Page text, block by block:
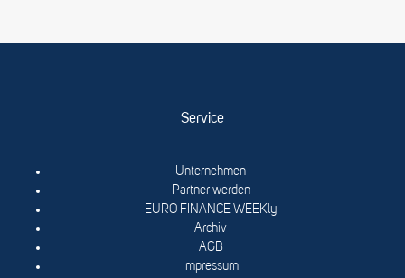
Service
Unternehmen
Partner werden
EURO FINANCE WEEKly
Archiv
AGB
Impressum